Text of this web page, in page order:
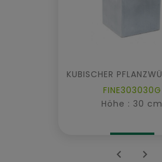
FINE303030G
Höhe : 30 cm
 